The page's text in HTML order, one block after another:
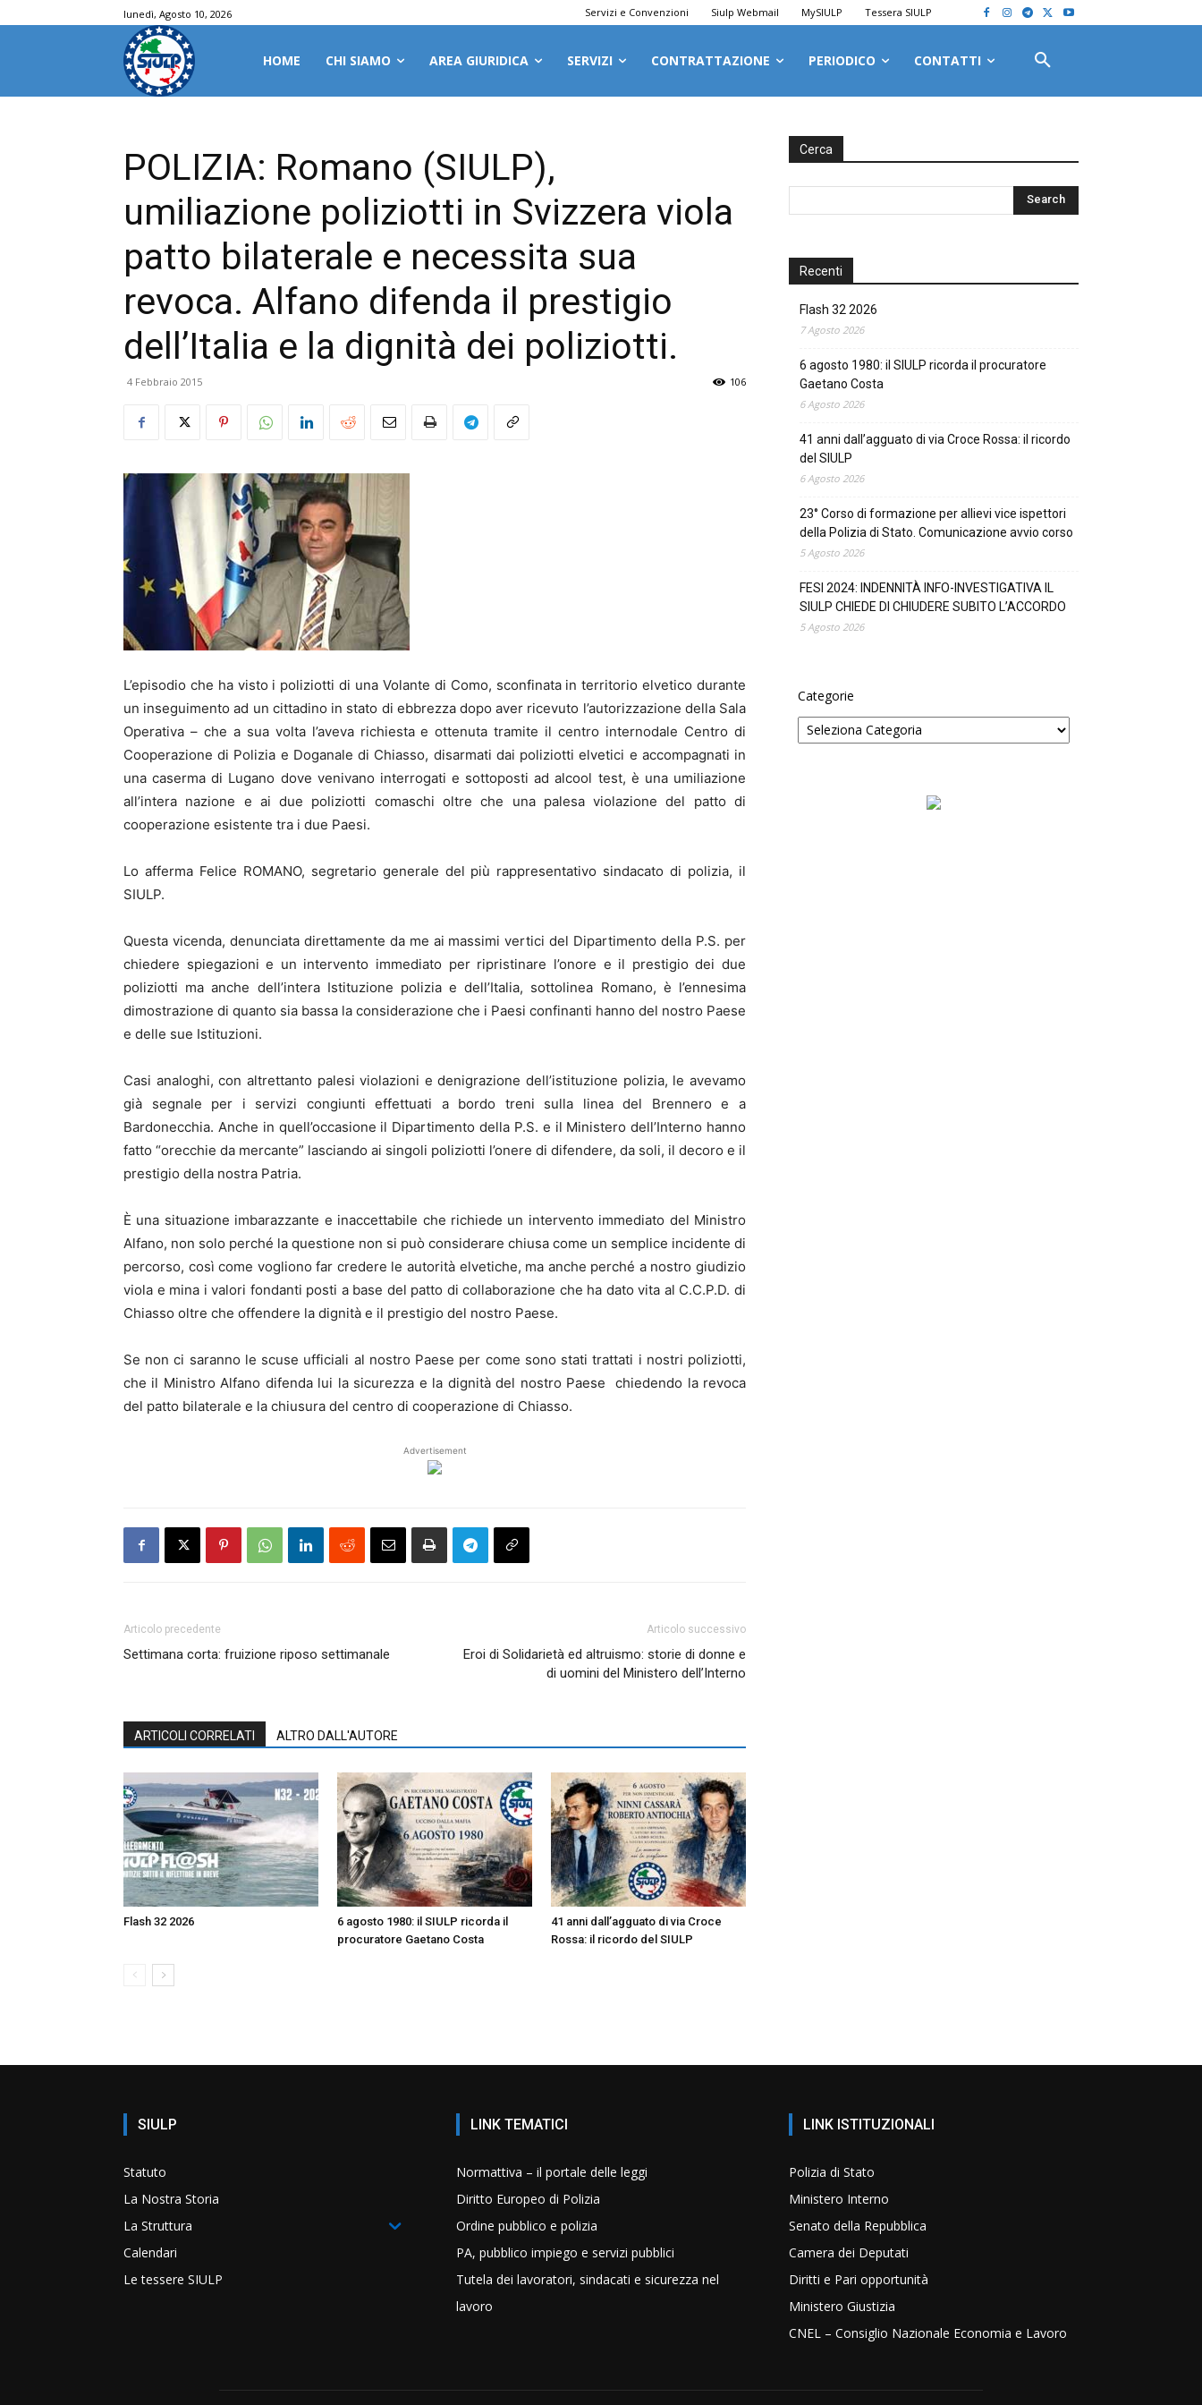
lunedì, Agosto 10, 2026 Servizi e Convenzioni Siulp Webmail MySIULP Tessera SIULP
HOME CHI SIAMO AREA GIURIDICA SERVIZI CONTRATTAZIONE PERIODICO CONTATTI
POLIZIA: Romano (SIULP),
umiliazione poliziotti in Svizzera viola
patto bilaterale e necessita sua
revoca. Alfano difenda il prestigio
dell’Italia e la dignità dei poliziotti.
4 Febbraio 2015 106
L’episodio che ha visto i poliziotti di una Volante di Como, sconfinata in territorio elvetico durante
un inseguimento ad un cittadino in stato di ebbrezza dopo aver ricevuto l’autorizzazione della Sala
Operativa – che a sua volta l’aveva richiesta e ottenuta tramite il centro internodale Centro di
Cooperazione di Polizia e Doganale di Chiasso, disarmati dai poliziotti elvetici e accompagnati in
una caserma di Lugano dove venivano interrogati e sottoposti ad alcool test, è una umiliazione
all’intera nazione e ai due poliziotti comaschi oltre che una palesa violazione del patto di
cooperazione esistente tra i due Paesi.
Lo afferma Felice ROMANO, segretario generale del più rappresentativo sindacato di polizia, il
SIULP.
Questa vicenda, denunciata direttamente da me ai massimi vertici del Dipartimento della P.S. per
chiedere spiegazioni e un intervento immediato per ripristinare l’onore e il prestigio dei due
poliziotti ma anche dell’intera Istituzione polizia e dell’Italia, sottolinea Romano, è l’ennesima
dimostrazione di quanto sia bassa la considerazione che i Paesi confinanti hanno del nostro Paese
e delle sue Istituzioni.
Casi analoghi, con altrettanto palesi violazioni e denigrazione dell’istituzione polizia, le avevamo
già segnale per i servizi congiunti effettuati a bordo treni sulla linea del Brennero e a
Bardonecchia. Anche in quell’occasione il Dipartimento della P.S. e il Ministero dell’Interno hanno
fatto “orecchie da mercante” lasciando ai singoli poliziotti l’onere di difendere, da soli, il decoro e il
prestigio della nostra Patria.
È una situazione imbarazzante e inaccettabile che richiede un intervento immediato del Ministro
Alfano, non solo perché la questione non si può considerare chiusa come un semplice incidente di
percorso, così come vogliono far credere le autorità elvetiche, ma anche perché a nostro giudizio
viola e mina i valori fondanti posti a base del patto di collaborazione che ha dato vita al C.C.P.D. di
Chiasso oltre che offendere la dignità e il prestigio del nostro Paese.
Se non ci saranno le scuse ufficiali al nostro Paese per come sono stati trattati i nostri poliziotti,
che il Ministro Alfano difenda lui la sicurezza e la dignità del nostro Paese chiedendo la revoca
del patto bilaterale e la chiusura del centro di cooperazione di Chiasso.
Advertisement
Articolo precedente
Settimana corta: fruizione riposo settimanale
Articolo successivo
Eroi di Solidarietà ed altruismo: storie di donne e
di uomini del Ministero dell’Interno
ARTICOLI CORRELATI ALTRO DALL'AUTORE
Flash 32 2026
6 agosto 1980: il SIULP ricorda il
procuratore Gaetano Costa
41 anni dall’agguato di via Croce
Rossa: il ricordo del SIULP
Cerca
Recenti
Flash 32 2026
7 Agosto 2026
6 agosto 1980: il SIULP ricorda il procuratore
Gaetano Costa
6 Agosto 2026
41 anni dall’agguato di via Croce Rossa: il ricordo
del SIULP
6 Agosto 2026
23° Corso di formazione per allievi vice ispettori
della Polizia di Stato. Comunicazione avvio corso
5 Agosto 2026
FESI 2024: INDENNITÀ INFO-INVESTIGATIVA IL
SIULP CHIEDE DI CHIUDERE SUBITO L’ACCORDO
5 Agosto 2026
Categorie
SIULP
Statuto
La Nostra Storia
La Struttura
Calendari
Le tessere SIULP
LINK TEMATICI
Normattiva – il portale delle leggi
Diritto Europeo di Polizia
Ordine pubblico e polizia
PA, pubblico impiego e servizi pubblici
Tutela dei lavoratori, sindacati e sicurezza nel
lavoro
LINK ISTITUZIONALI
Polizia di Stato
Ministero Interno
Senato della Repubblica
Camera dei Deputati
Diritti e Pari opportunità
Ministero Giustizia
CNEL – Consiglio Nazionale Economia e Lavoro